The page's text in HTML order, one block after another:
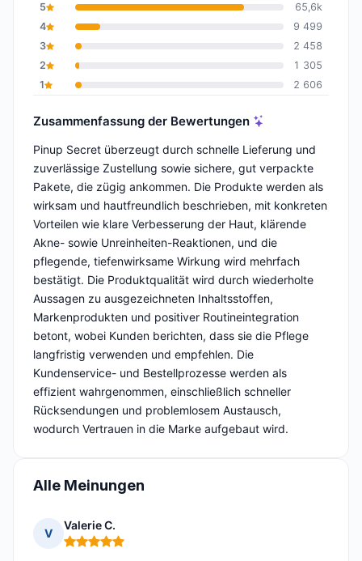
5
65,6k
4
9 499
3
2 458
2
1 305
1
2 606
Zusammenfassung der Bewertungen
Pinup Secret überzeugt durch schnelle Lieferung und
zuverlässige Zustellung sowie sichere, gut verpackte
Pakete, die zügig ankommen. Die Produkte werden als
wirksam und hautfreundlich beschrieben, mit konkreten
Vorteilen wie klare Verbesserung der Haut, klärende
Akne- sowie Unreinheiten-Reaktionen, und die
pflegende, tiefenwirksame Wirkung wird mehrfach
bestätigt. Die Produktqualität wird durch wiederholte
Aussagen zu ausgezeichneten Inhaltsstoffen,
Markenprodukten und positiver Routineintegration
betont, wobei Kunden berichten, dass sie die Pflege
langfristig verwenden und empfehlen. Die
Kundenservice- und Bestellprozesse werden als
effizient wahrgenommen, einschließlich schneller
Rücksendungen und problemlosem Austausch,
wodurch Vertrauen in die Marke aufgebaut wird.
Alle Meinungen
V
Valerie C.
Hinweis: 5 von 5